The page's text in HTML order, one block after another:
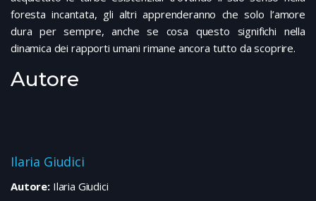
foresta incantata, gli altri apprenderanno che solo l’amore
dura per sempre, anche se cosa questo significhi nella
dinamica dei rapporti umani rimane ancora tutto da scoprire.
Autore
Ilaria Giudici
Autore:Ilaria Giudici